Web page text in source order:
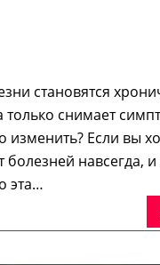
становятся
снимает
Если вы
болезней навсегда,
эта…